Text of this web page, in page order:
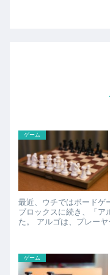
ゲーム
最近、ウチではボードゲ
ブロックスに続き、「ア
た。 アルゴは、プレーヤーに4枚ずつ、０から１１までのいずれか
ゲーム